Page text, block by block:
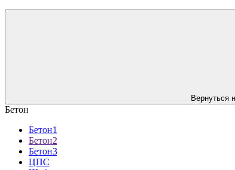
Вернуться
Бетон
Бетон1
Бетон2
Бетон3
ЦПС